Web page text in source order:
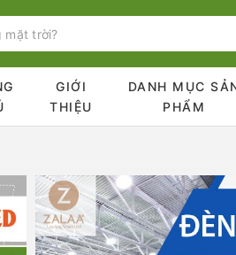
Bạn chưa xem sản
GIỚI
THIỆU
DANH MỤC
PHẨM